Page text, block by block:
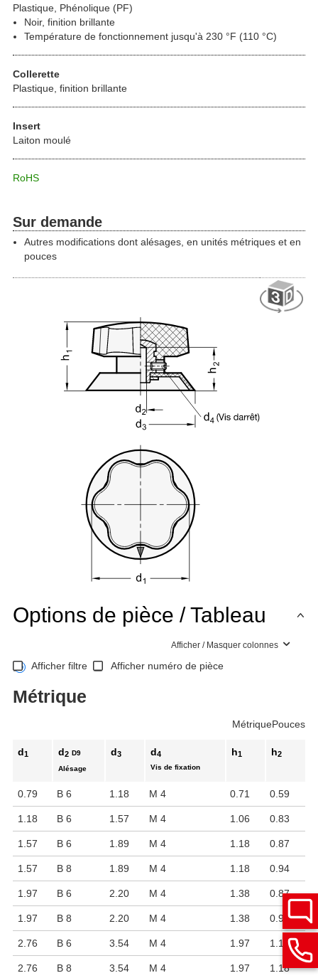
Plastique, Phénolique (PF)
Noir, finition brillante
Température de fonctionnement jusqu'à 230 °F (110 °C)
Collerette
Plastique, finition brillante
Insert
Laiton moulé
RoHS
Sur demande
Autres modifications dont alésages, en unités métriques et en
pouces
Options de pièce / Tableau
Afficher / Masquer colonnes
Afficher filtre Afficher numéro de pièce
Métrique
MétriquePouces
d1 d2 D9
Alésage
d3 d4
Vis de fixation
h1 h2
0.79 B 6 1.18 M 4 0.71 0.59
1.18 B 6 1.57 M 4 1.06 0.83
1.57 B 6 1.89 M 4 1.18 0.87
1.57 B 8 1.89 M 4 1.18 0.94
1.97 B 6 2.20 M 4 1.38 0.87
1.97 B 8 2.20 M 4 1.38 0.94
2.76 B 6 3.54 M 4 1.97 1.18
2.76 B 8 3.54 M 4 1.97 1.18